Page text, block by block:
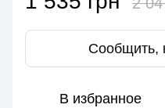
Сообщить,
В избранное